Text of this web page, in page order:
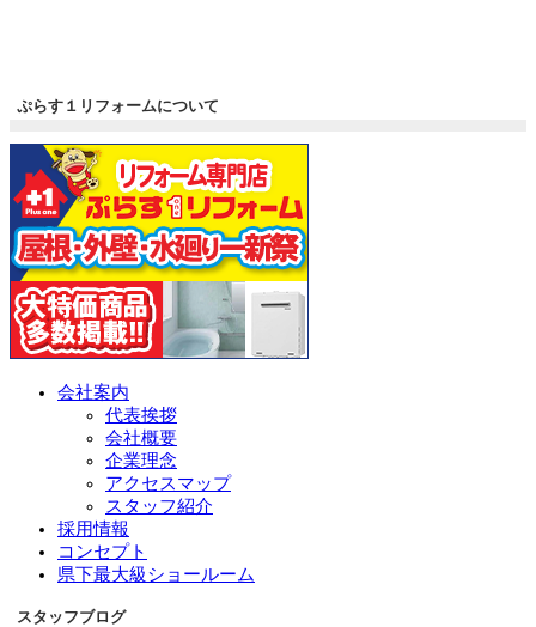
ぷらす１リフォームについて
会社案内
代表挨拶
会社概要
企業理念
アクセスマップ
スタッフ紹介
採用情報
コンセプト
県下最大級ショールーム
スタッフブログ